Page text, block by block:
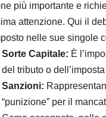
più importante e
attenzione. Qui il
nelle sue singole
Sorte Capitale: È
del tributo o
Sanzioni:
“punizione” per il